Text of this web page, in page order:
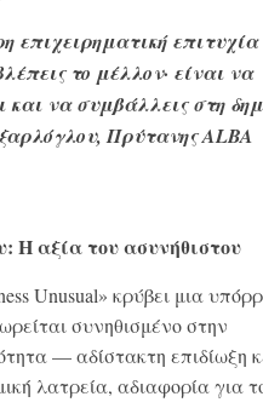
επιχειρηματική επιτυχία
το μέλλον· είναι να
και να συμβάλλεις στη
Πρύτανης ALBA
Η αξία του ασυνήθιστου
Unusual» κρύβει μια
συνηθισμένο στην
— αδίστακτη επιδίωξη
λατρεία, αδιαφορία για